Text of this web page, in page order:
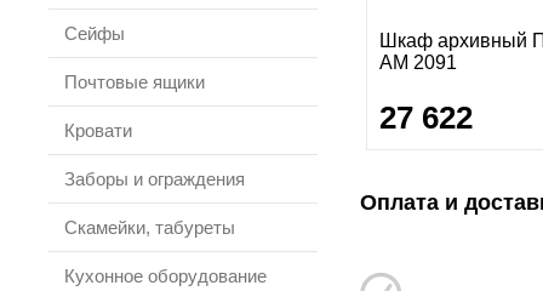
Сейфы
Почтовые ящики
Кровати
Заборы и ограждения
Скамейки, табуреты
Кухонное оборудование
Шкаф архивный
AM 2091
27 622
Оплата и